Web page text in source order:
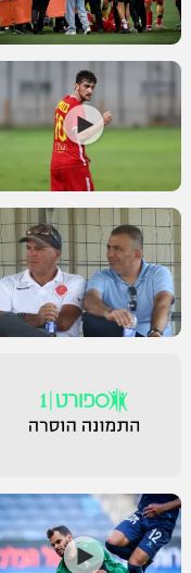
תוצאות
לוח שידורים
"מעל הליגה" –
"מחצית בשכונה"
משתתפים וזוכים
תקנון משתתפים
תקנון עבור פעילות
תקנון עבור פעילות ספורט 1
גיימינג E-Sports
הפועל תל אביב
הפועל חיפה
הפועל באר שבע
מכבי נתניה
בני יהודה
ליגה הולנדית
ליגה טורקית
ליגה סינית
ליגה ברזילאית
ליגות נוספות
דני אבדיה
שחייה
ג'ודו
אגרוף
ספורט אולימפי
UFC
היאבקות WWE
אופניים
ספורט מוטורי
פוטבול אמריקאי NFL
בייסבול MLB